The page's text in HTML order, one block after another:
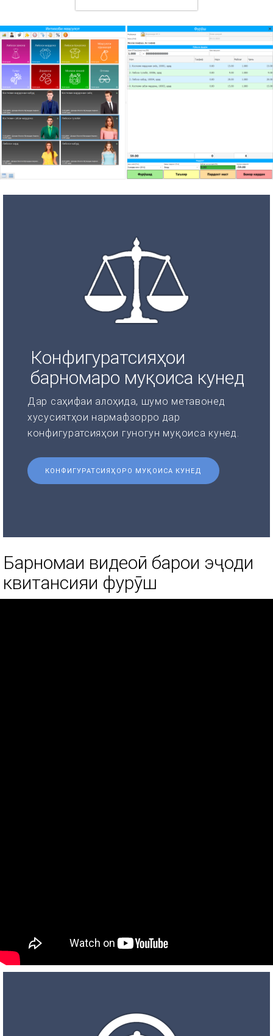
Конфигуратсияҳои
барномаро муқоиса кунед
Дар саҳифаи алоҳида, шумо метавонед
хусусиятҳои нармафзорро дар
конфигуратсияҳои гуногун муқоиса кунед.
КОНФИГУРАТСИЯҲОРО МУҚОИСА КУНЕД
Барномаи видеоӣ барои эҷоди
квитансияи фурӯш